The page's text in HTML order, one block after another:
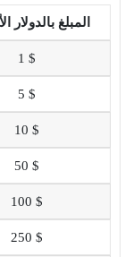
المبلغ بالدولار
$ 1
$ 5
$ 10
$ 50
$ 100
$ 250